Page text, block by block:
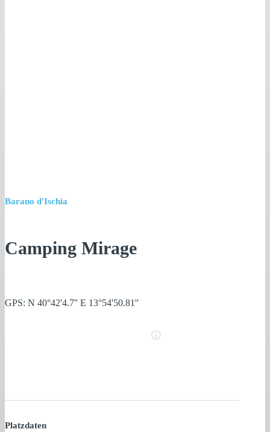
Barano d'Ischia
Camping Mirage
GPS: N 40°42'4.7'' E 13°54'50.81''
Platzdaten